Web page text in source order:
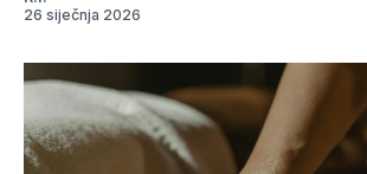
26 siječnja 2026